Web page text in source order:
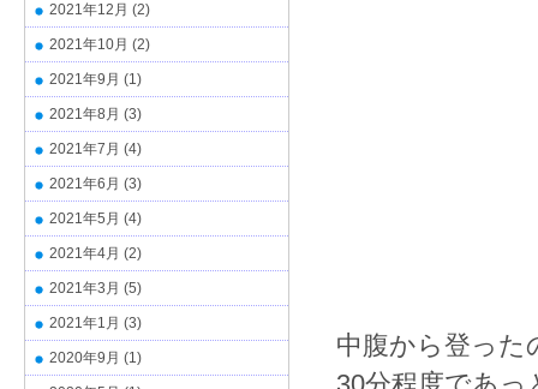
中腹から登った
2021年12月 (2)
2021年10月 (2)
2021年9月 (1)
2021年8月 (3)
2021年7月 (4)
2021年6月 (3)
2021年5月 (4)
2021年4月 (2)
2021年3月 (5)
2021年1月 (3)
2020年9月 (1)